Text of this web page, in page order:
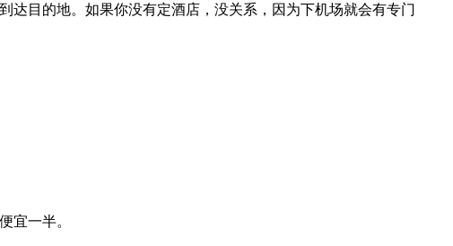
达目的地。如果你没有定酒店，没关系，因为下机场就会有专门
宜一半。